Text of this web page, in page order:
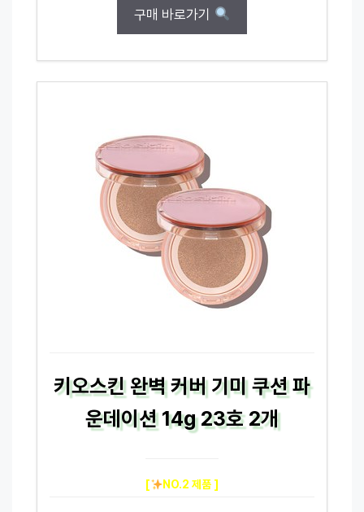
구매 바로가기
키오스킨 완벽 커버 기미 쿠션 파
운데이션 14g 23호 2개
[ NO.2 제품 ]